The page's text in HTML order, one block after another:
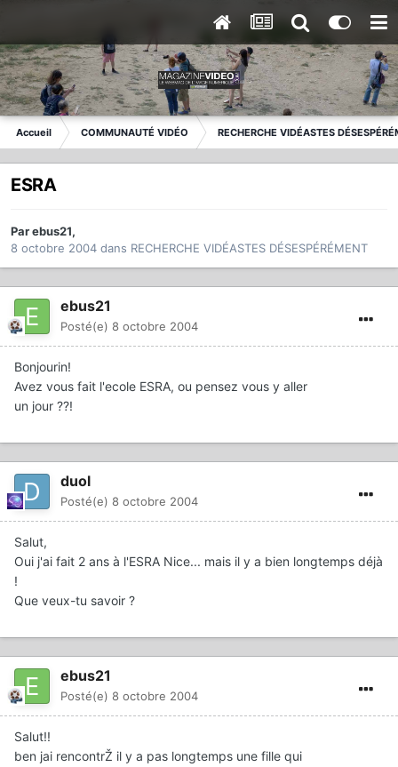
Accueil COMMUNAUTÉ VIDÉO RECHERCHE VIDÉASTES
ESRA
Parebus21,
8 octobre 2004 dans RECHERCHE VIDÉASTES DÉSESPÉRÉMENT
ebus21
Posté(e) 8 octobre 2004
Bonjourin!
Avez vous fait l'ecole ESRA, ou pensez vous y aller
un jour ??!
duol
Posté(e) 8 octobre 2004
Salut,
Oui j'ai fait 2 ans à l'ESRA Nice... mais il y a bien longtemps déjà
!
Que veux-tu savoir ?
ebus21
Posté(e) 8 octobre 2004
Salut!!
ben jai rencontrŽ il y a pas longtemps une fille qui